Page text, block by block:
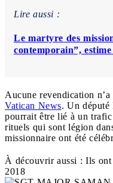
Lire aussi :
Le martyre des
contemporain”,
Aucune revendication
Vatican News. Un député
pourrait être lié à un trafic
rituels qui sont légion
missionnaire ont été
À découvrir aussi : Ils
2018